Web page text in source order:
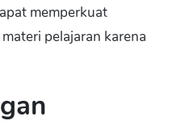
memperkuat
pelajaran karena